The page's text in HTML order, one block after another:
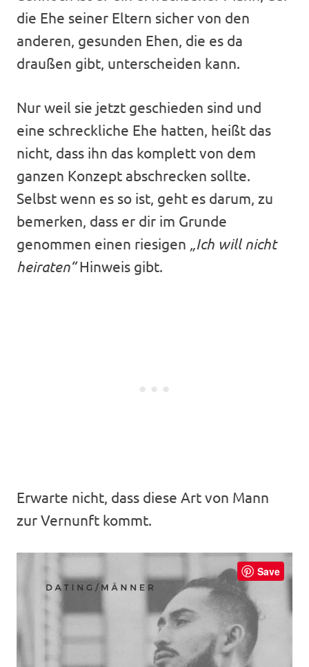
die Ehe seiner Eltern sicher von den
anderen, gesunden Ehen, die es da
draußen gibt, unterscheiden kann.
Nur weil sie jetzt geschieden sind und
eine schreckliche Ehe hatten, heißt das
nicht, dass ihn das komplett von dem
ganzen Konzept abschrecken sollte.
Selbst wenn es so ist, geht es darum, zu
bemerken, dass er dir im Grunde
genommen einen riesigen „Ich will nicht
heiraten“Hinweis gibt.
Erwarte nicht, dass diese Art von Mann
zur Vernunft kommt.
Save